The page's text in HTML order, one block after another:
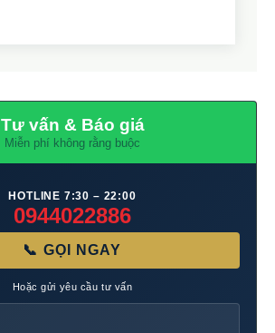
Tư vấn & Báo giá
Miễn phí không rằng buộc
HOTLINE 7:30 – 22:00
0944022886
📞 GỌI NGAY
Hoặc gửi yêu cầu tư vấn